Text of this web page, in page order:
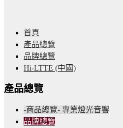
首頁
產品總覽
品牌總覽
Hi-LTTE (中國)
產品總覽
-商品總覽- 專業燈光音響
品牌總覽